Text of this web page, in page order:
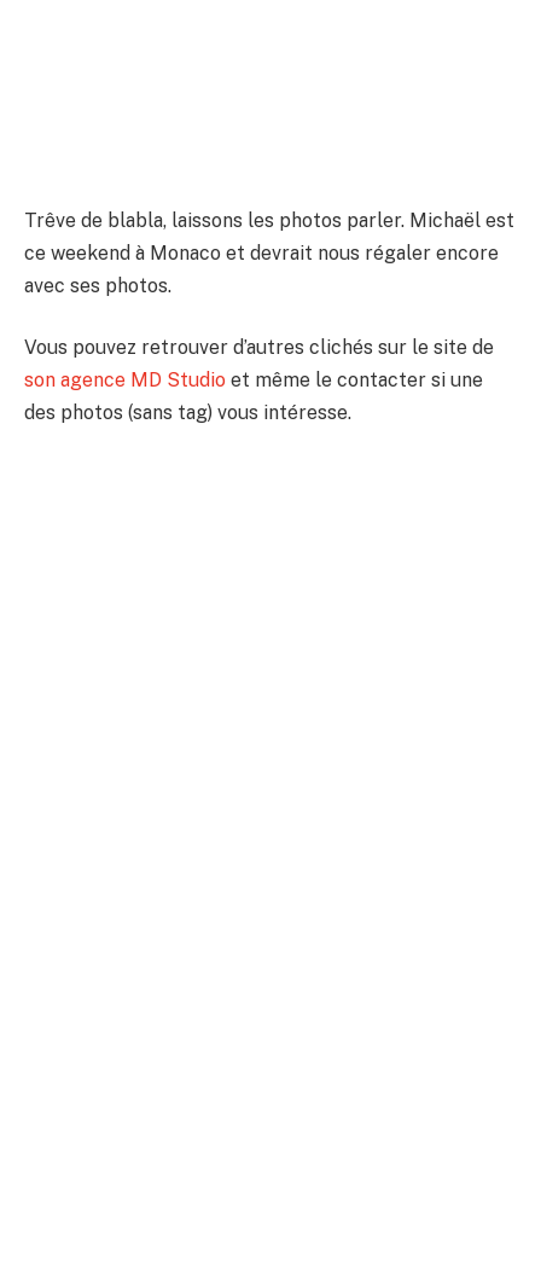
Trêve de blabla, laissons les photos parler. Michaël est
ce weekend à Monaco et devrait nous régaler encore
avec ses photos.
Vous pouvez retrouver d’autres clichés sur le site de
son agence MD Studio et même le contacter si une
des photos (sans tag) vous intéresse.